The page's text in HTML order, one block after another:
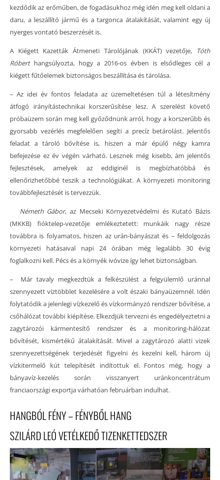
kezdődik az erőműben, de fogadásukhoz még idén meg kell oldani a
daru, a leszállító jármű és a targonca átalakítását, valamint egy új
nyerges vontató beszerzését is.
A Kiégett Kazetták Átmeneti Tárolójának (KKÁT) vezetője, Tóth
Róberthangsúlyozta, hogy a 2016-os évben is elsődleges cél a
kiégett fűtőelemek biztonságos beszállítása és tárolása.
– Az idei év fontos feladata az üzemeltetésen túl a létesítmény
átfogó irányítástechnikai korszerűsítése lesz. A szerelést követő
próbaüzem során meg kell győződnünk arról, hogy a korszerűbb és
gyorsabb vezérlés megfelelően segíti a precíz betárolást. Jelentős
feladat a tároló bővítése is, hiszen a már épülő négy kamra
befejezése ez év végén várható. Lesznek még kisebb, ám jelentős
fejlesztések, amelyek az eddiginél is megbízhatóbbá és
ellenőrizhetőbbé teszik a technológiákat. A környezeti monitoring
továbbfejlesztését is tervezzük.
Németh Gábor, az Mecseki Környezetvédelmi és Kutató Bázis
(MKKB) fióktelep-vezetője emlékeztetett: munkáik nagy része
továbbra is folyamatos, hiszen az urán-bányászat és – feldolgozás
környezeti hatásaival napi 24 órában még legalább 30 évig
foglalkozni kell. Pécs és a környék ivóvize így lehet biztonságban.
– Már tavaly megkezdtük a felkészülést a felgyülemlő uránnal
szennyezett víztöbblet kezelésére a volt északi bányaüzemnél. Idén
folytatódik a jelenlegi vízkezelő és vízkormányzó rendszer bővítése, a
csőhálózat további kiépítése. Elkezdjük tervezni és engedélyeztetni a
zagytározói kármentesítő rendszer és a monitoring-hálózat
bővítését, kismértékű átalakítását. Mivel a zagytározó alatti vizek
szennyezettségének terjedését figyelni és kezelni kell, három új
vízkitermelő kút telepítését indítottuk el. Fontos még, hogy a
bányavíz-kezelés során visszanyert uránkoncentrátum
franciaországi exportja várhatóan februárban indulhat.
HANGBÓL FÉNY – FÉNYBŐL HANG
SZILÁRD LEÓ VETÉLKEDŐ TIZENKETTEDSZER